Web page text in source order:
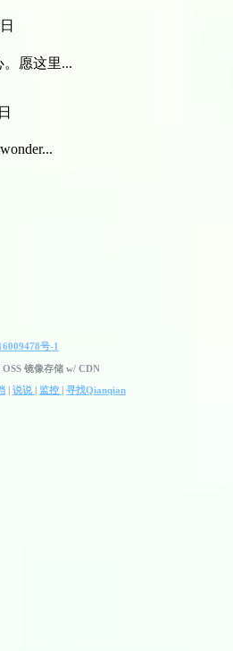
愿这里...
号-1
镜像存储 w/ CDN
说说 监控 寻找Qianqian